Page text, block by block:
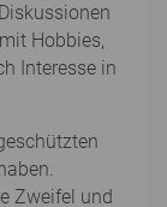
Hobbies,
Interesse in
Zweifel und